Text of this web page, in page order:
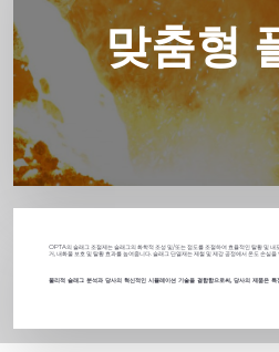
맞춤형
OPTA의 슬래그 조절제는 슬래그의 화학적 조성 및/또는 점도를 조절하여 효율적인 탈황 및 내
거, 내화물 보호 및 탈황 효과를 높여줍니다. 슬래그 단열재는 제철 및 제강 공정에서 온도 손실을
물리적 슬래그 분석과 당사의 혁신적인 시뮬레이션 기술을 결합함으로써, 당사의 제품은